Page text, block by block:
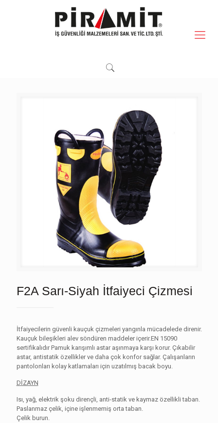
F2A Sarı-Siyah İtfaiyeci Çizmesi
İtfaiyecilerin güvenli kauçuk çizmeleri yangınla mücadelede direnir.
Kauçuk bileşikleri alev söndüren maddeler içerir.EN 15090
sertifikalıdır Pamuk karışımlı astar aşınmaya karşı korur. Çıkabilir
astar, antistatik özellikler ve daha çok konfor sağlar. Çalışanların
pantolonları kolay katlamaları için uzatılmış bacak boyu.
DİZAYN
Isı, yağ, elektrik şoku dirençli, anti-statik ve kaymaz özellikli taban.
Paslanmaz çelik, içine işlenmemiş orta taban.
Çelik burun.